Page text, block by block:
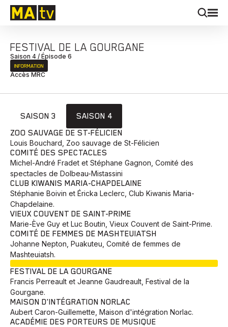
FESTIVAL DE LA GOURGANE
Saison 4 / Épisode 6
INFORMATION
Accès MRC
SAISON 3
SAISON 4
ZOO SAUVAGE DE ST-FÉLICIEN
Louis Bouchard, Zoo sauvage de St-Félicien
COMITÉ DES SPECTACLES
Michel-André Fradet et Stéphane Gagnon, Comité des
spectacles de Dolbeau-Mistassini
CLUB KIWANIS MARIA-CHAPDELAINE
Stéphanie Boivin et Éricka Leclerc, Club Kiwanis Maria-
Chapdelaine.
VIEUX COUVENT DE SAINT-PRIME
Marie-Ève Guy et Luc Boutin, Vieux Couvent de Saint-Prime.
COMITÉ DE FEMMES DE MASHTEUIATSH
Johanne Nepton, Puakuteu, Comité de femmes de
Mashteuiatsh.
FESTIVAL DE LA GOURGANE
Francis Perreault et Jeanne Gaudreault, Festival de la
Gourgane.
MAISON D'INTÉGRATION NORLAC
Aubert Caron-Guillemette, Maison d'intégration Norlac.
ACADÉMIE DES PORTEURS DE MUSIQUE